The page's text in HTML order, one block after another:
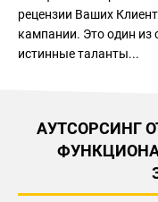
рецензии Ваших
кампании. Это один
истинные таланты...
АУТСОРСИНГ